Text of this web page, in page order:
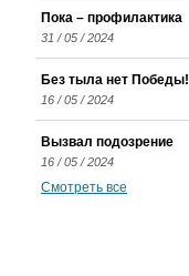
Пока – профилактика
31 / 05 / 2024
Без тыла нет Победы!
16 / 05 / 2024
Вызвал подозрение
16 / 05 / 2024
Смотреть все